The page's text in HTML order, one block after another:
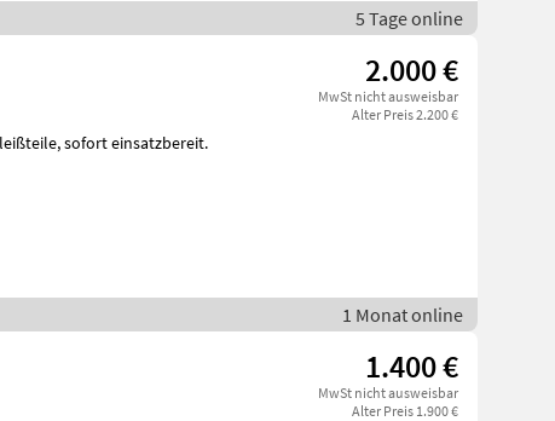
5 Tage online
2.000 €
MwSt nicht ausweisbar
Alter Preis 2.200 €
1 Monat online
1.400 €
MwSt nicht ausweisbar
Alter Preis 1.900 €